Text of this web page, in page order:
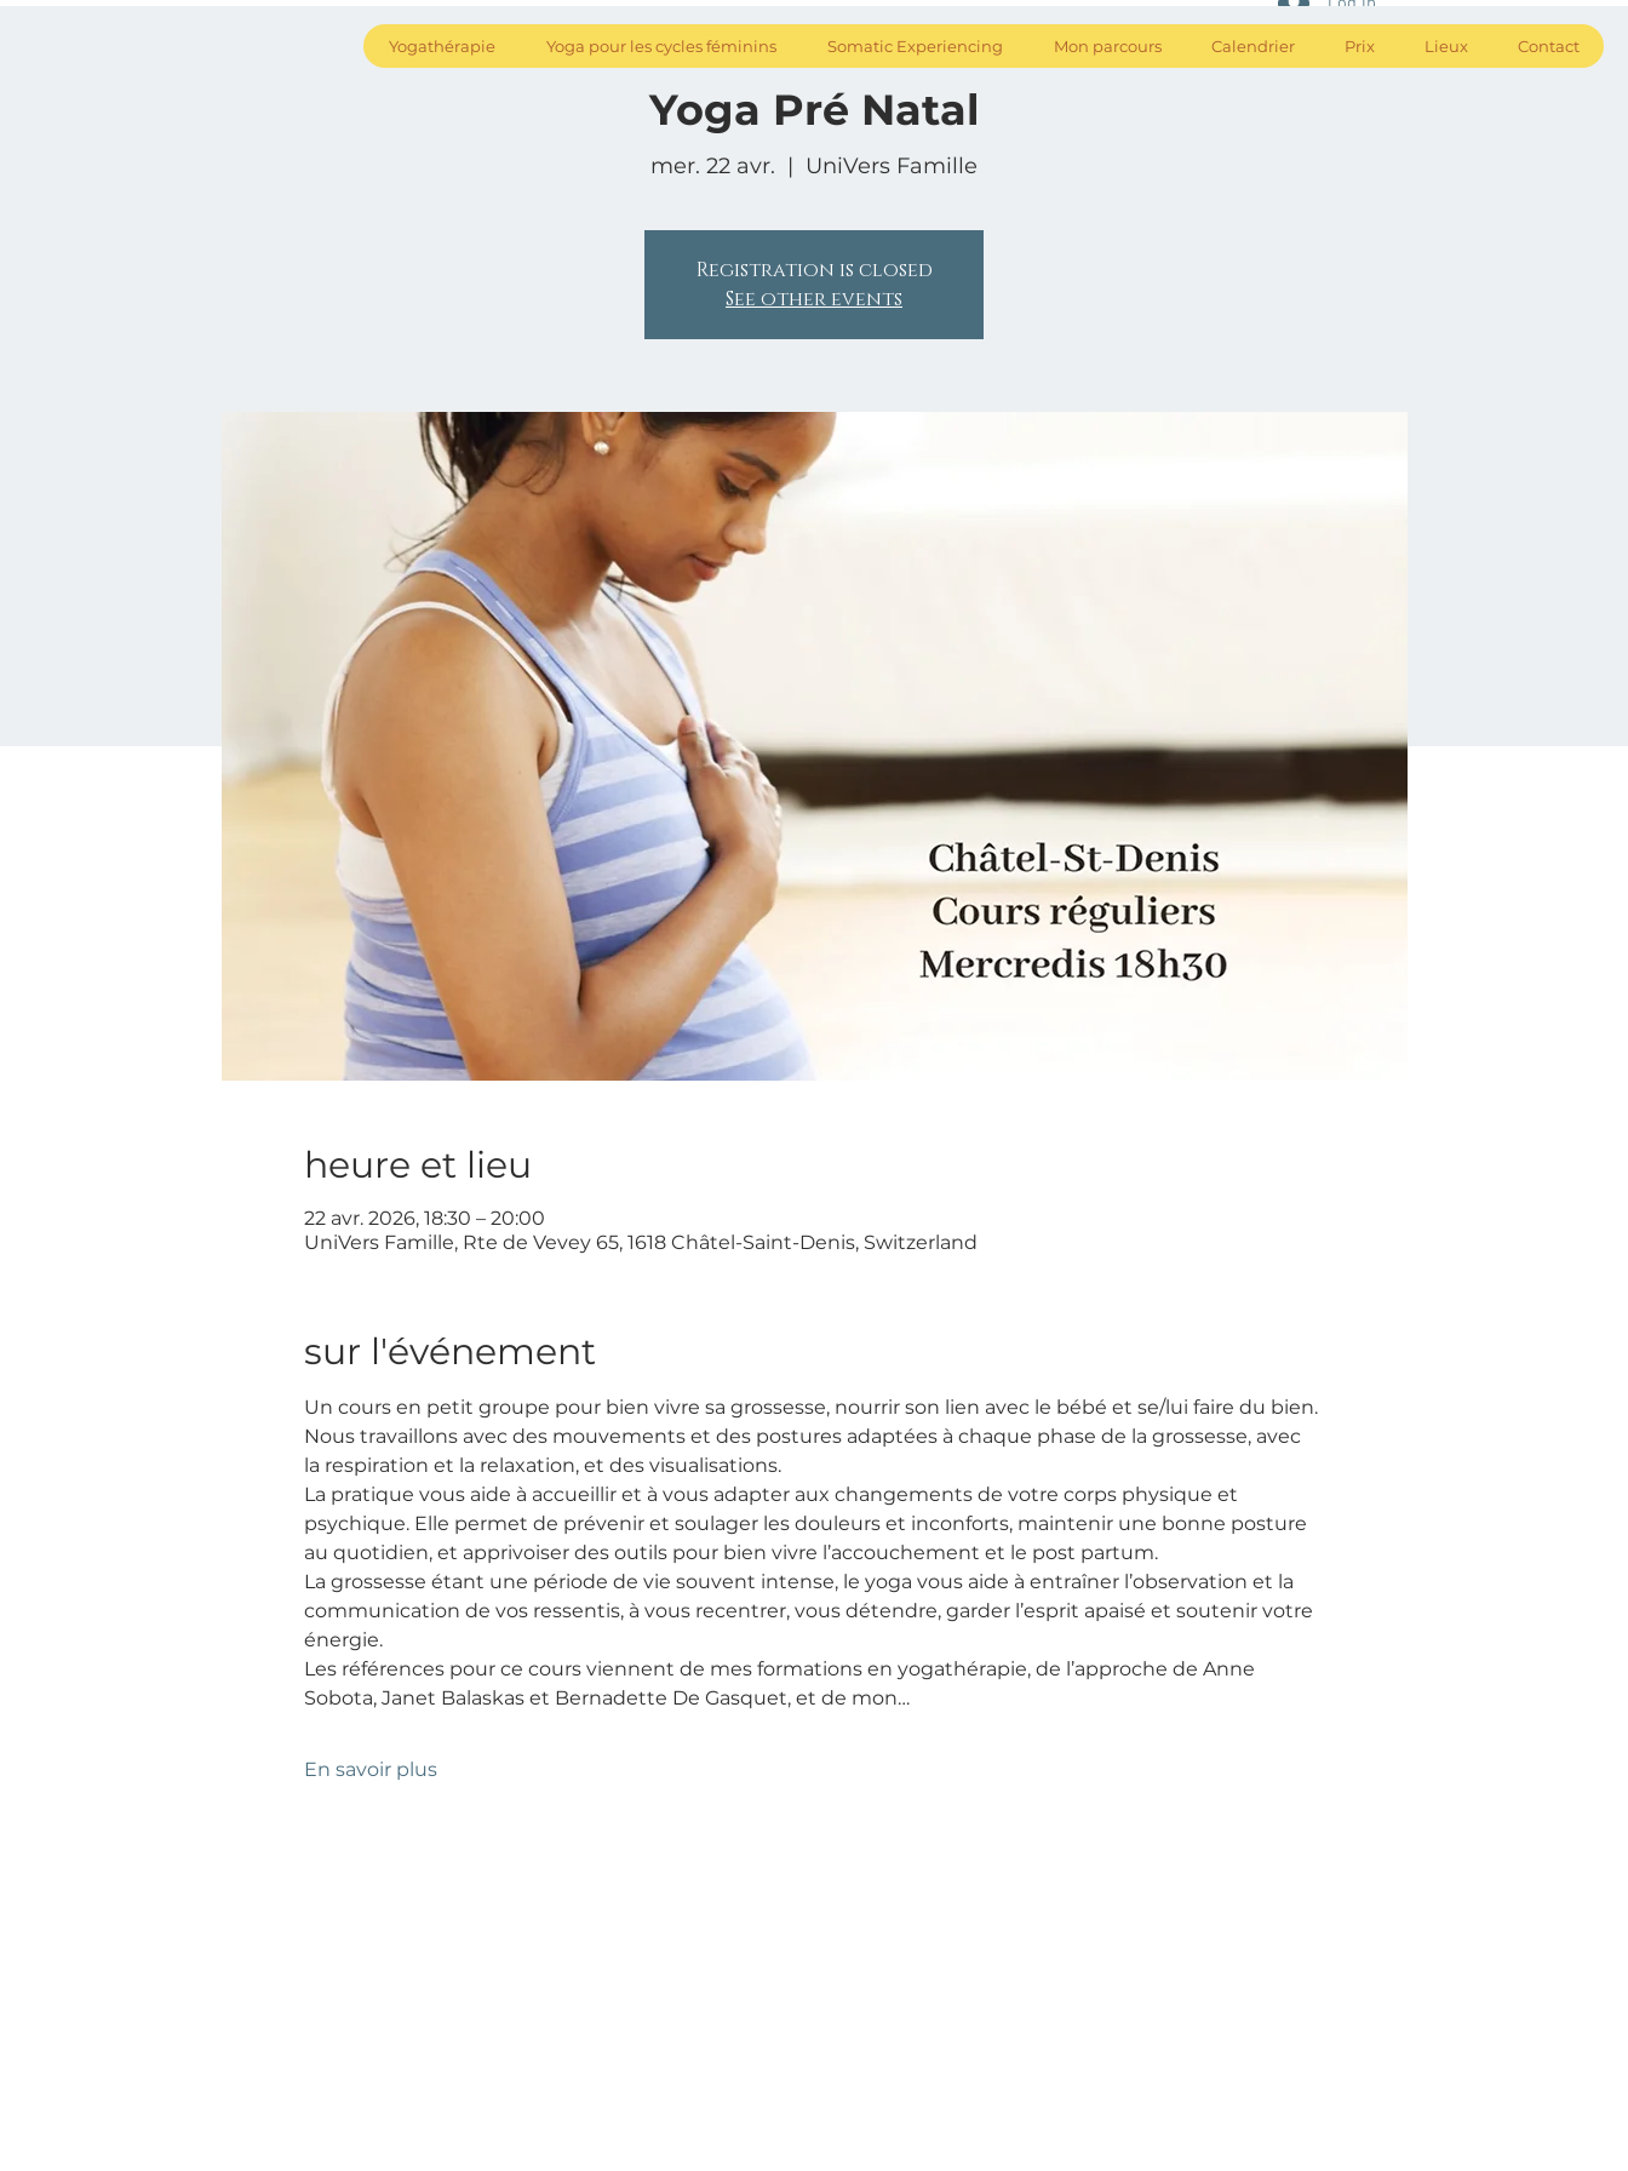
Yogathérapie Yoga pour les cycles féminins Somatic Experiencing Mon parcours Calendrier Prix Lieux Contact
Yoga Pré Natal
mer. 22 avr.
  |
UniVers Famille
Registration is closed
See other events
heure et lieu
22 avr. 2026, 18:30 – 20:00
UniVers Famille, Rte de Vevey 65, 1618 Châtel-Saint-Denis, Switzerland
sur l'événement
Un cours en petit groupe pour bien vivre sa grossesse, nourrir son lien avec le bébé et se/lui faire du bien.
Nous travaillons avec des mouvements et des postures adaptées à chaque phase de la grossesse, avec
la respiration et la relaxation, et des visualisations.
La pratique vous aide à accueillir et à vous adapter aux changements de votre corps physique et
psychique. Elle permet de prévenir et soulager les douleurs et inconforts, maintenir une bonne posture
au quotidien, et apprivoiser des outils pour bien vivre l’accouchement et le post partum.
La grossesse étant une période de vie souvent intense, le yoga vous aide à entraîner l’observation et la
communication de vos ressentis, à vous recentrer, vous détendre, garder l’esprit apaisé et soutenir votre
énergie.
Les références pour ce cours viennent de mes formations en yogathérapie, de l’approche de Anne
Sobota, Janet Balaskas et Bernadette De Gasquet, et de mon…
En savoir plus